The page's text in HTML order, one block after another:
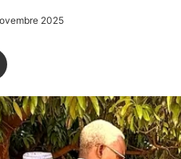
2025